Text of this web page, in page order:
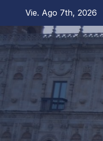
contenido
Vie. Ago 7th, 2026